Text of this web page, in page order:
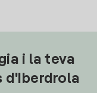
i la teva
d'Iberdrola